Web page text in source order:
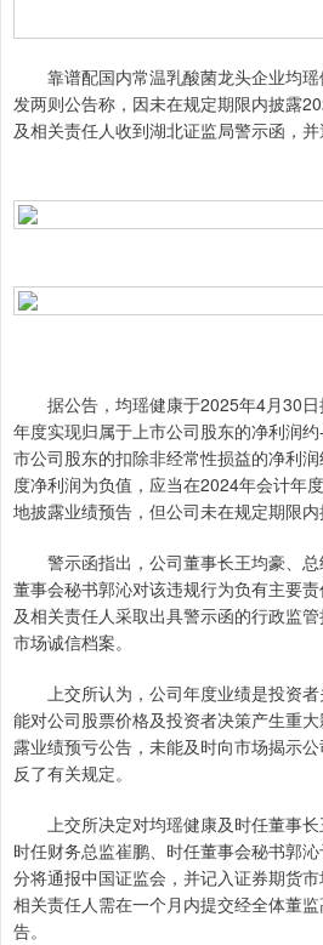
靠谱配国内常温乳酸菌龙头企业均瑶
发两则公告称，因未在规定期限内披露
及相关责任人收到湖北证监局警示函，并
据公告，均瑶健康于2025年4月30日
年度实现归属于上市公司股东的净利润
市公司股东的扣除非经常性损益的净利
度净利润为负值，应当在2024年会计年
地披露业绩预告，但公司未在规定期限内
警示函指出，公司董事长王均豪、总
董事会秘书郭沁对该违规行为负有主要
及相关责任人采取出具警示函的行政监
市场诚信档案。
上交所认为，公司年度业绩是投资者
能对公司股票价格及投资者决策产生重
露业绩预亏公告，未能及时向市场揭示
反了有关规定。
上交所决定对均瑶健康及时任董事长
时任财务总监崔鹏、时任董事会秘书郭
分将通报中国证监会，并记入证券期货
相关责任人需在一个月内提交经全体董
告。